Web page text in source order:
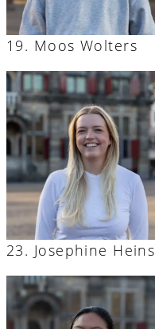
Moos Wolters
Josephine Heins